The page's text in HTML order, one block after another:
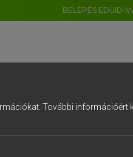
BELÉPÉS EDUID-
További információért
6 7 8 9